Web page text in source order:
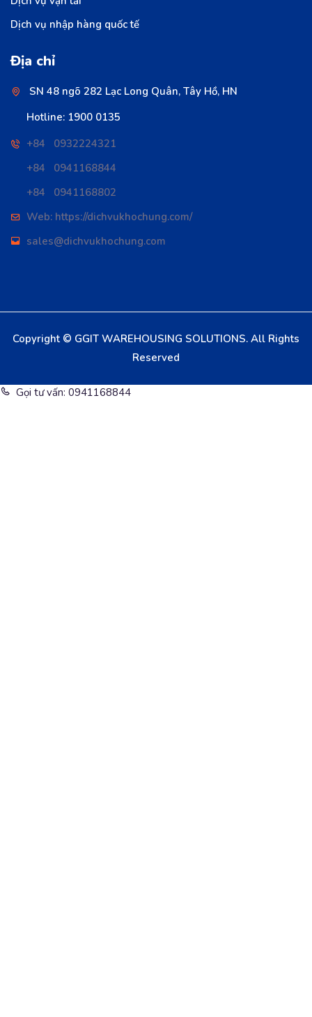
Dịch vụ nhập hàng quốc tế
Địa chỉ
SN 48 ngõ 282 Lạc Long Quân, Tây Hồ, HN
Hotline: 1900 0135
+84 0932224321
+84 0941168844
+84 0941168802
Web: https://dichvukhochung.com/
sales@dichvukhochung.com
Copyright © GGIT WAREHOUSING SOLUTIONS. All Rights
Reserved
Gọi tư vấn: 0941168844